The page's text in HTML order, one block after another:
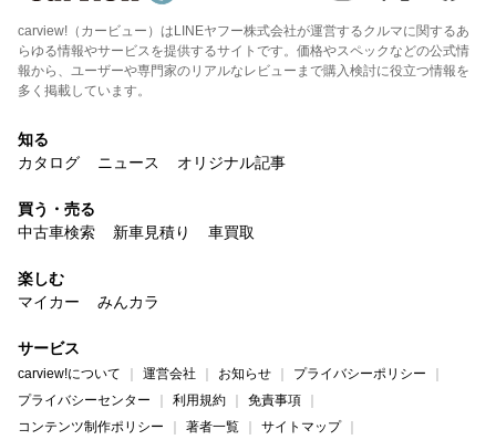
carview!（カービュー）はLINEヤフー株式会社が運営するクルマに関するあ
らゆる情報やサービスを提供するサイトです。価格やスペックなどの公式情
報から、ユーザーや専門家のリアルなレビューまで購入検討に役立つ情報を
多く掲載しています。
知る
カタログ
ニュース オリジナル記事
買う・売る
中古車検索
新車見積り 車買取
楽しむ
マイカー
みんカラ
サービス
carview!について 運営会社 お知らせ
プライバシーポリシー
プライバシーセンター
利用規約
免責事項
コンテンツ制作ポリシー
著者一覧 サイトマップ